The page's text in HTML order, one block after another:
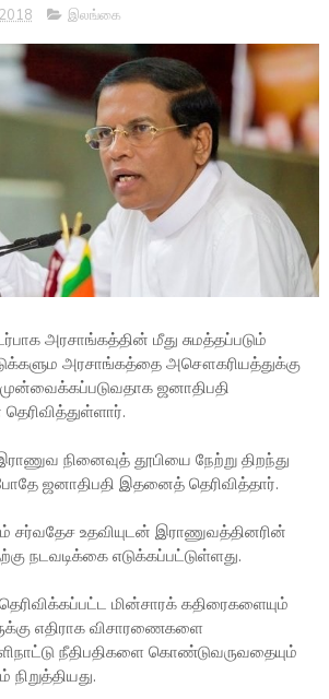
இலங்கை
அரசாங்கத்தின் மீது சுமத்தப்படும்
அரசாங்கத்தை அசௌகரியத்துக்கு
ஜனாதிபதி
தெரிவித்துள்ளார்.
நினைவுத் தூபியை நேற்று திறந்து
ஜனாதிபதி இதனைத் தெரிவித்தார்.
உதவியுடன் இராணுவத்தினரின்
நடவடிக்கை எடுக்கப்பட்டுள்ளது.
மின்சாரக் கதிரைகளையும்
எதிராக விசாரணைகளை
நீதிபதிகளை கொண்டுவருவதையும்